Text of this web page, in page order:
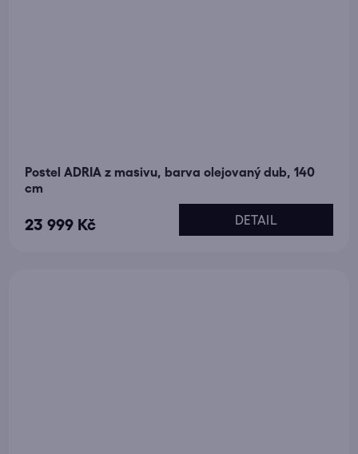
Postel ADRIA z masivu, barva olejovaný dub, 140
cm
23 999 Kč DETAIL